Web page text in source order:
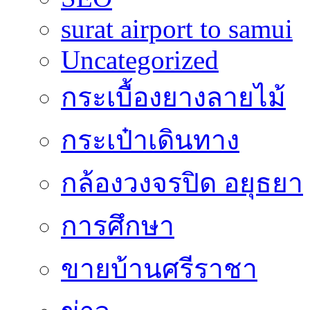
surat airport to samui
Uncategorized
กระเบื้องยางลายไม้
กระเป๋าเดินทาง
กล้องวงจรปิด อยุธยา
การศึกษา
ขายบ้านศรีราชา